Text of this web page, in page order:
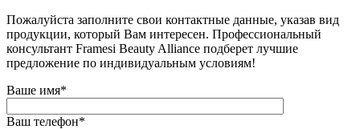
Пожалуйста заполните свои контактные данные, указав вид
продукции, который Вам интересен. Профессиональный
консультант Framesi Beauty Alliance подберет лучшие
предложение по индивидуальным условиям!
Ваше имя*
Ваш телефон*